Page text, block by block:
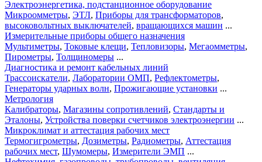
Электроэнергетика, подстанционное оборудование
Микроомметры, ЭТЛ, Приборы для трансформаторов,
высоковольтных выключателей, вращающихся машин ...
Измерительные приборы общего назначения
Мультиметры, Токовые клещи, Тепловизоры, Мегаомметры,
Пирометры, Толщиномеры ...
Диагностика и ремонт кабельных линий
Трассоискатели, Лаборатории ОМП, Рефлектометры,
Генераторы ударных волн, Прожигающие установки ...
Метрология
Калибраторы, Магазины сопротивлений, Стандарты и
Эталоны, Устройства поверки счетчиков электроэнергии ...
Микроклимат и аттестация рабочих мест
Термогигрометры, Дозиметры, Радиометры, Аттестация
рабочих мест, Шумомеры, Измерители ЭМП ...